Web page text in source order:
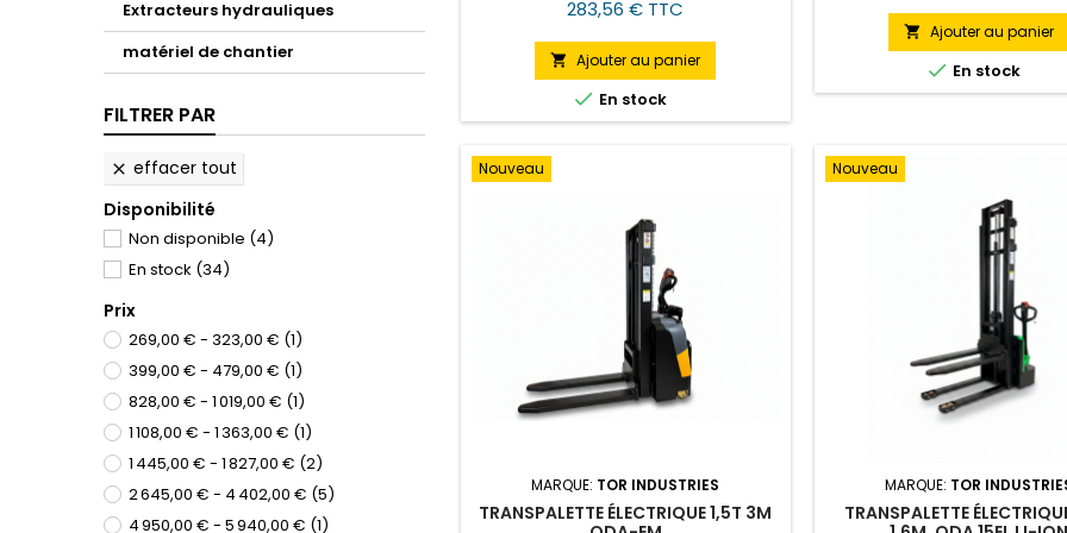
Extracteurs hydrauliques
matériel de chantier
FILTRER PAR
 effacer tout
Disponibilité
Non disponible (4)
En stock (34)
Prix
269,00 € - 323,00 € (1)
399,00 € - 479,00 € (1)
828,00 € - 1 019,00 € (1)
1 108,00 € - 1 363,00 € (1)
1 445,00 € - 1 827,00 € (2)
2 645,00 € - 4 402,00 € (5)
4 950,00 € - 5 940,00 € (1)
283,56 € TTC
 Ajouter au panier
 En stock
 Ajouter au panier
 En stock
Nouveau
MARQUE: TOR INDUSTRIES
TRANSPALETTE ÉLECTRIQUE 1,5T 3M
Nouveau
MARQUE: TOR
TRANSPALETTE